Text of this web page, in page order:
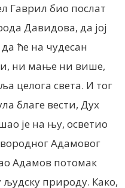
Гаврил био послат
Давидова, да јој
ће на чудесан
ни мање ни више,
целога света. И тог
благе вести, Дух
је на њу, осветио
Адамовог
Адамов потомак
људску природу. Како,